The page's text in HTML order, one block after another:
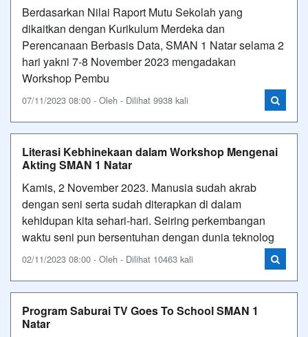
Berdasarkan Nilai Raport Mutu Sekolah yang
dikaitkan dengan Kurikulum Merdeka dan
Perencanaan Berbasis Data, SMAN 1 Natar selama 2
hari yakni 7-8 November 2023 mengadakan
Workshop Pembu
07/11/2023 08:00 - Oleh - Dilihat 9938 kali
Literasi Kebhinekaan dalam Workshop Mengenai
Akting SMAN 1 Natar
Kamis, 2 November 2023. Manusia sudah akrab
dengan seni serta sudah diterapkan di dalam
kehidupan kita sehari-hari. Seiring perkembangan
waktu seni pun bersentuhan dengan dunia teknolog
02/11/2023 08:00 - Oleh - Dilihat 10463 kali
Program Saburai TV Goes To School SMAN 1
Natar